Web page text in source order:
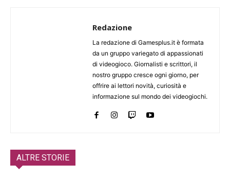
Redazione
La redazione di Gamesplus.it è formata
da un gruppo variegato di appassionati
di videogioco. Giornalisti e scrittori, il
nostro gruppo cresce ogni giorno, per
offrire ai lettori novità, curiosità e
informazione sul mondo dei videogiochi.
ALTRE STORIE